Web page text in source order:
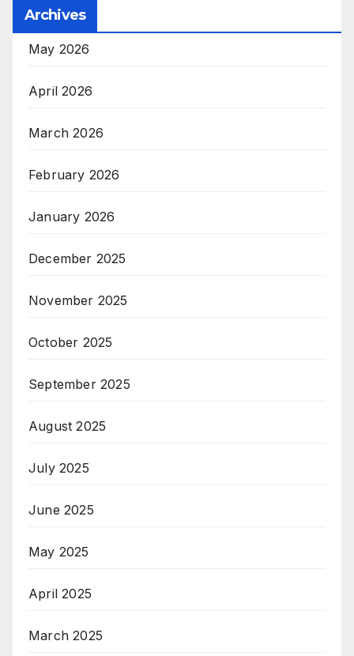
Archives
May 2026
April 2026
March 2026
February 2026
January 2026
December 2025
November 2025
October 2025
September 2025
August 2025
July 2025
June 2025
May 2025
April 2025
March 2025